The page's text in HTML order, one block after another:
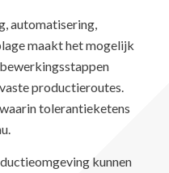
automatisering,
maakt het mogelijk
productieroutes.
tolerantieketens
kunnen